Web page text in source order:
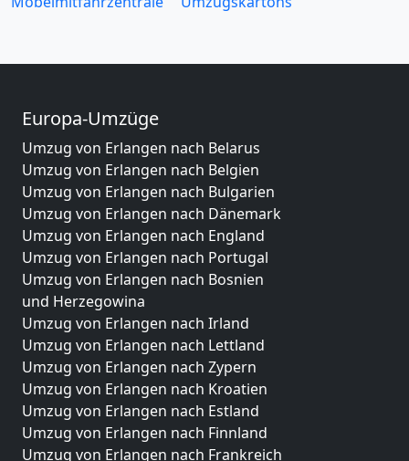
Europa-Umzüge
Umzug von Erlangen nach Belarus
Umzug von Erlangen nach Belgien
Umzug von Erlangen nach Bulgarien
Umzug von Erlangen nach Dänemark
Umzug von Erlangen nach England
Umzug von Erlangen nach Portugal
Umzug von Erlangen nach Bosnien
und Herzegowina
Umzug von Erlangen nach Irland
Umzug von Erlangen nach Lettland
Umzug von Erlangen nach Zypern
Umzug von Erlangen nach Kroatien
Umzug von Erlangen nach Estland
Umzug von Erlangen nach Finnland
Umzug von Erlangen nach Frankreich